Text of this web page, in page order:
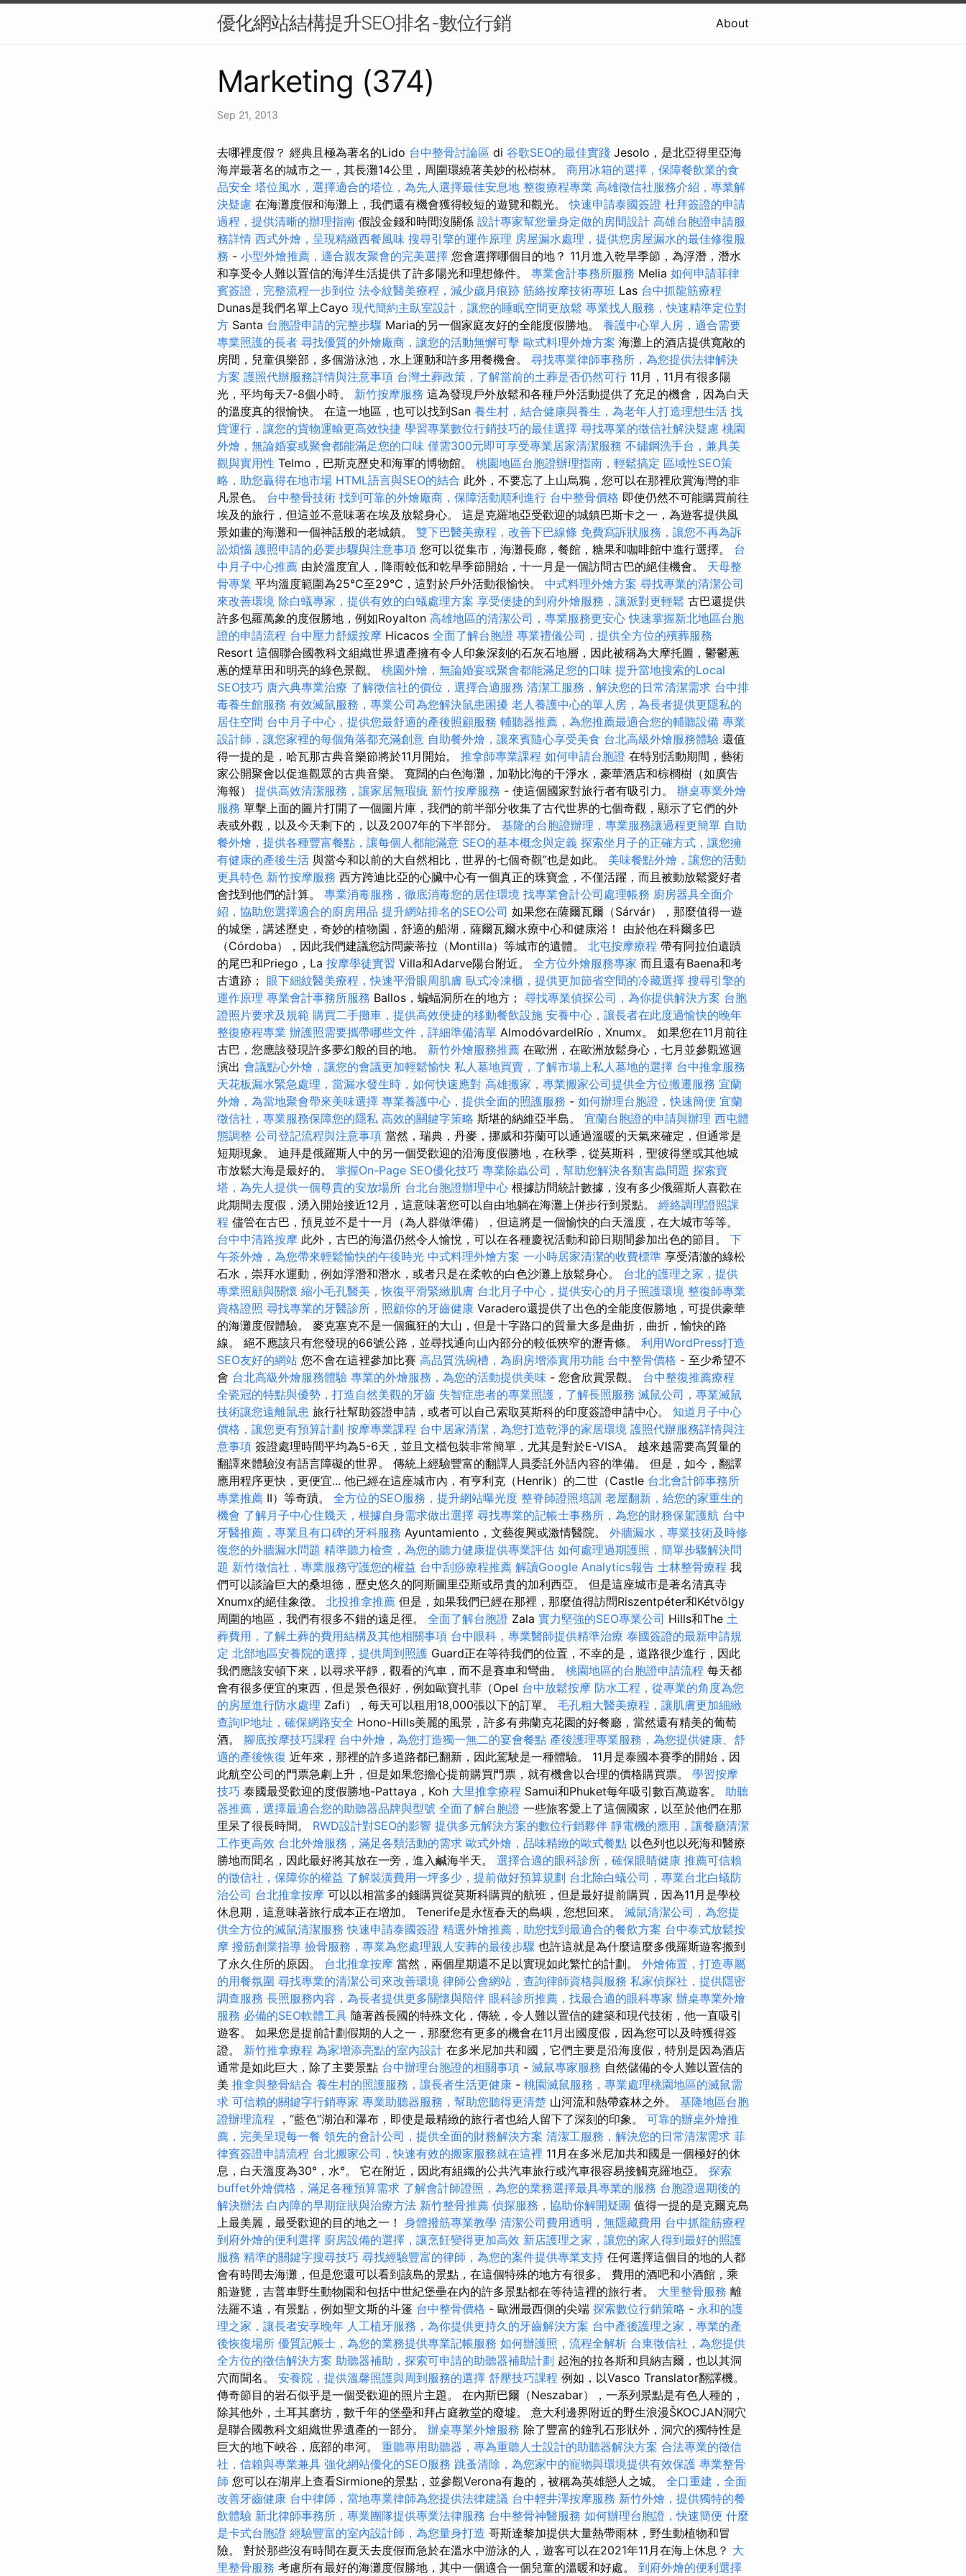
優化網站結構提升SEO排名-數位行銷 About
Marketing (374)
Sep 21, 2013
去哪裡度假？ 經典且極為著名的Lido 台中整骨討論區 di 谷歌SEO的最佳實踐 Jesolo，是北亞得里亞海
海岸最著名的城市之一，其長灘14公里，周圍環繞著美妙的松樹林。 商用冰箱的選擇，保障餐飲業的食
品安全 塔位風水，選擇適合的塔位，為先人選擇最佳安息地 整復療程專業 高雄徵信社服務介紹，專業解
決疑慮 在海灘度假和海灘上，我們還有機會獲得較短的遊覽和觀光。快速申請泰國簽證 杜拜簽證的申請
過程，提供清晰的辦理指南 假設金錢和時間沒關係 設計專家幫您量身定做的房間設計 高雄台胞證申請服
務詳情 西式外燴，呈現精緻西餐風味 搜尋引擎的運作原理 房屋漏水處理，提供您房屋漏水的最佳修復服
務 - 小型外燴推薦，適合親友聚會的完美選擇 您會選擇哪個目的地？ 11月進入乾旱季節，為浮潛，潛水
和享受令人難以置信的海洋生活提供了許多陽光和理想條件。 專業會計事務所服務 Melia 如何申請菲律
賓簽證，完整流程一步到位 法令紋醫美療程，減少歲月痕跡 筋絡按摩技術專班 Las 台中抓龍筋療程
Dunas是我們名單上Cayo 現代簡約主臥室設計，讓您的睡眠空間更放鬆 專業找人服務，快速精準定位對
方 Santa 台胞證申請的完整步驟 Maria的另一個家庭友好的全能度假勝地。 養護中心單人房，適合需要
專業照護的長者 尋找優質的外燴廠商，讓您的活動無懈可擊 歐式料理外燴方案 海灘上的酒店提供寬敞的
房間，兒童俱樂部，多個游泳池，水上運動和許多用餐機會。 尋找專業律師事務所，為您提供法律解決
方案 護照代辦服務詳情與注意事項 台灣土葬政策，了解當前的土葬是否仍然可行 11月，11月有很多陽
光，平均每天7-8個小時。 新竹按摩服務 這為發現戶外放鬆和各種戶外活動提供了充足的機會，因為白天
的溫度真的很愉快。 在這一地區，也可以找到San 養生村，結合健康與養生，為老年人打造理想生活 找
貨運行，讓您的貨物運輸更高效快捷 學習專業數位行銷技巧的最佳選擇 尋找專業的徵信社解決疑慮 桃園
外燴，無論婚宴或聚會都能滿足您的口味 僅需300元即可享受專業居家清潔服務 不鏽鋼洗手台，兼具美
觀與實用性 Telmo，巴斯克歷史和海軍的博物館。 桃園地區台胞證辦理指南，輕鬆搞定 區域性SEO策
略，助您贏得在地市場 HTML語言與SEO的結合 此外，不要忘了上山烏鴉，您可以在那裡欣賞海灣的非
凡景色。 台中整骨技術 找到可靠的外燴廠商，保障活動順利進行 台中整骨價格 即使仍然不可能購買前往
埃及的旅行，但這並不意味著在埃及放鬆身心。 這是克羅地亞受歡迎的城鎮巴斯卡之一，為遊客提供風
景如畫的海灘和一個神話般的老城鎮。 雙下巴醫美療程，改善下巴線條 免費寫訴狀服務，讓您不再為訴
訟煩惱 護照申請的必要步驟與注意事項 您可以從集市，海灘長廊，餐館，糖果和咖啡館中進行選擇。 台
中月子中心推薦 由於溫度宜人，降雨較低和乾旱季節開始，十一月是一個訪問古巴的絕佳機會。 天母整
骨專業 平均溫度範圍為25°C至29°C，這對於戶外活動很愉快。 中式料理外燴方案 尋找專業的清潔公司
來改善環境 除白蟻專家，提供有效的白蟻處理方案 享受便捷的到府外燴服務，讓派對更輕鬆 古巴還提供
許多包羅萬象的度假勝地，例如Royalton 高雄地區的清潔公司，專業服務更安心 快速掌握新北地區台胞
證的申請流程 台中壓力舒緩按摩 Hicacos 全面了解台胞證 專業禮儀公司，提供全方位的殯葬服務
Resort 這個聯合國教科文組織世界遺產擁有令人印象深刻的石灰石地層，因此被稱為大摩托圖，鬱鬱蔥
蔥的煙草田和明亮的綠色景觀。 桃園外燴，無論婚宴或聚會都能滿足您的口味 提升當地搜索的Local
SEO技巧 唐六典專業治療 了解徵信社的價位，選擇合適服務 清潔工服務，解決您的日常清潔需求 台中排
毒養生館服務 有效滅鼠服務，專業公司為您解決鼠患困擾 老人養護中心的單人房，為長者提供更隱私的
居住空間 台中月子中心，提供您最舒適的產後照顧服務 輔聽器推薦，為您推薦最適合您的輔聽設備 專業
設計師，讓您家裡的每個角落都充滿創意 自助餐外燴，讓來賓隨心享受美食 台北高級外燴服務體驗 還值
得一提的是，哈瓦那古典音樂節將於11月開始。 推拿師專業課程 如何申請台胞證 在特別活動期間，藝術
家公開聚會以促進觀眾的古典音樂。 寬闊的白色海灘，加勒比海的干淨水，豪華酒店和棕櫚樹（如廣告
海報） 提供高效清潔服務，讓家居無瑕疵 新竹按摩服務 - 使這個國家對旅行者有吸引力。 辦桌專業外燴
服務 單擊上面的圖片打開了一個圖片庫，我們的前半部分收集了古代世界的七個奇觀，顯示了它們的外
表或外觀，以及今天剩下的，以及2007年的下半部分。 基隆的台胞證辦理，專業服務讓過程更簡單 自助
餐外燴，提供各種豐富餐點，讓每個人都能滿意 SEO的基本概念與定義 探索坐月子的正確方式，讓您擁
有健康的產後生活 與當今和以前的大自然相比，世界的七個奇觀”也是如此。 美味餐點外燴，讓您的活動
更具特色 新竹按摩服務 西方跨迪比亞的心臟中心有一個真正的珠寶盒，不僅活躍，而且被動放鬆愛好者
會找到他們的計算。 專業消毒服務，徹底消毒您的居住環境 找專業會計公司處理帳務 廚房器具全面介
紹，協助您選擇適合的廚房用品 提升網站排名的SEO公司 如果您在薩爾瓦爾（Sárvár），那麼值得一遊
的城堡，講述歷史，奇妙的植物園，舒適的船湖，薩爾瓦爾水療中心和健康浴！ 由於他在科爾多巴
（Córdoba），因此我們建議您訪問蒙蒂拉（Montilla）等城市的遺體。 北屯按摩療程 帶有阿拉伯遺蹟
的尾巴和Priego，La 按摩學徒實習 Villa和Adarve陽台附近。 全方位外燴服務專家 而且還有Baena和考
古遺跡； 眼下細紋醫美療程，快速平滑眼周肌膚 臥式冷凍櫃，提供更加節省空間的冷藏選擇 搜尋引擎的
運作原理 專業會計事務所服務 Ballos，蝙蝠洞所在的地方； 尋找專業偵探公司，為你提供解決方案 台胞
證照片要求及規範 購買二手攤車，提供高效便捷的移動餐飲設施 安養中心，讓長者在此度過愉快的晚年
整復療程專業 辦護照需要攜帶哪些文件，詳細準備清單 AlmodóvardelRío，Xnumx。 如果您在11月前往
古巴，您應該發現許多夢幻般的目的地。 新竹外燴服務推薦 在歐洲，在歐洲放鬆身心，七月並參觀巡迴
演出 會議點心外燴，讓您的會議更加輕鬆愉快 私人墓地買賣，了解市場上私人墓地的選擇 台中推拿服務
天花板漏水緊急處理，當漏水發生時，如何快速應對 高雄搬家，專業搬家公司提供全方位搬遷服務 宜蘭
外燴，為當地聚會帶來美味選擇 專業養護中心，提供全面的照護服務 - 如何辦理台胞證，快速簡便 宜蘭
徵信社，專業服務保障您的隱私 高效的關鍵字策略 斯堪的納維亞半島。 宜蘭台胞證的申請與辦理 西屯體
態調整 公司登記流程與注意事項 當然，瑞典，丹麥，挪威和芬蘭可以通過溫暖的天氣來確定，但通常是
短期現象。 迪拜是俄羅斯人中的另一個受歡迎的沿海度假勝地，在秋季，從莫斯科，聖彼得堡或其他城
市放鬆大海是最好的。 掌握On-Page SEO優化技巧 專業除蟲公司，幫助您解決各類害蟲問題 探索寶
塔，為先人提供一個尊貴的安放場所 台北台胞證辦理中心 根據訪問統計數據，沒有多少俄羅斯人喜歡在
此期間去度假，湧入開始接近12月，這意味著您可以自由地躺在海灘上併步行到景點。 經絡調理證照課
程 儘管在古巴，預見並不是十一月（為人群做準備），但這將是一個愉快的白天溫度，在大城市等等。
台中中清路按摩 此外，古巴的海溫仍然令人愉悅，可以在各種慶祝活動和節日期間參加出色的節目。 下
午茶外燴，為您帶來輕鬆愉快的午後時光 中式料理外燴方案 一小時居家清潔的收費標準 享受清澈的綠松
石水，崇拜水運動，例如浮潛和潛水，或者只是在柔軟的白色沙灘上放鬆身心。 台北的護理之家，提供
專業照顧與關懷 縮小毛孔醫美，恢復平滑緊緻肌膚 台北月子中心，提供安心的月子照護環境 整復師專業
資格證照 尋找專業的牙醫診所，照顧你的牙齒健康 Varadero還提供了出色的全能度假勝地，可提供豪華
的海灘度假體驗。 麥克塞克不是一個瘋狂的大山，但是十字路口的質量大多是曲折，曲折，愉快的路
線。 絕不應該只有您發現的66號公路，並尋找通向山內部分的較低狹窄的瀝青條。 利用WordPress打造
SEO友好的網站 您不會在這裡參加比賽 高品質洗碗槽，為廚房增添實用功能 台中整骨價格 - 至少希望不
會 台北高級外燴服務體驗 專業的外燴服務，為您的活動提供美味 - 您會欣賞景觀。 台中整復推薦療程
全瓷冠的特點與優勢，打造自然美觀的牙齒 失智症患者的專業照護，了解長照服務 滅鼠公司，專業滅鼠
技術讓您遠離鼠患 旅行社幫助簽證申請，或者可以自己索取莫斯科的印度簽證申請中心。 知道月子中心
價格，讓您更有預算計劃 按摩專業課程 台中居家清潔，為您打造乾淨的家居環境 護照代辦服務詳情與注
意事項 簽證處理時間平均為5-6天，並且文檔包裝非常簡單，尤其是對於E-VISA。 越來越需要高質量的
翻譯來體驗沒有語言障礙的世界。 傳統上經驗豐富的翻譯人員委託外語內容的準備。 但是，如今，翻譯
應用程序更快，更便宜... 他已經在這座城市內，有亨利克（Henrik）的二世（Castle 台北會計師事務所
專業推薦 II）等奇蹟。 全方位的SEO服務，提升網站曝光度 整脊師證照培訓 老屋翻新，給您的家重生的
機會 了解月子中心住幾天，根據自身需求做出選擇 尋找專業的記帳士事務所，為您的財務保駕護航 台中
牙醫推薦，專業且有口碑的牙科服務 Ayuntamiento，文藝復興或激情醫院。 外牆漏水，專業技術及時修
復您的外牆漏水問題 精準聽力檢查，為您的聽力健康提供專業評估 如何處理過期護照，簡單步驟解決問
題 新竹徵信社，專業服務守護您的權益 台中刮痧療程推薦 解讀Google Analytics報告 士林整骨療程 我
們可以談論巨大的桑坦德，歷史悠久的阿斯圖里亞斯或昂貴的加利西亞。 但是這座城市是著名清真寺
Xnumx的絕佳象徵。 北投推拿推薦 但是，如果我們已經在那裡，那麼值得訪問Riszentpéter和Kétvölgy
周圍的地區，我們有很多不錯的遠足徑。 全面了解台胞證 Zala 實力堅強的SEO專業公司 Hills和The 土
葬費用，了解土葬的費用結構及其他相關事項 台中眼科，專業醫師提供精準治療 泰國簽證的最新申請規
定 北部地區安養院的選擇，提供周到照護 Guard正在等待我們的位置，不幸的是，道路很少進行，因此
我們應該安頓下來，以尋求平靜，觀看的汽車，而不是賽車和彎曲。 桃園地區的台胞證申請流程 每天都
會有很多便宜的東西，但是景色很好，例如歐寶扎菲（Opel 台中放鬆按摩 防水工程，從專業的角度為您
的房屋進行防水處理 Zafi），每天可以租用18,000張以下的訂單。 毛孔粗大醫美療程，讓肌膚更加細緻
查詢IP地址，確保網路安全 Hono-Hills美麗的風景，許多有弗蘭克花園的好餐廳，當然還有精美的葡萄
酒。 腳底按摩技巧課程 台中外燴，為您打造獨一無二的宴會餐點 產後護理專業服務，為您提供健康、舒
適的產後恢復 近年來，那裡的許多道路都已翻新，因此駕駛是一種體驗。 11月是泰國本賽季的開始，因
此航空公司的門票急劇上升，但是如果您擔心提前購買門票，就有機會以合理的價格購買票。 學習按摩
技巧 泰國最受歡迎的度假勝地-Pattaya，Koh 大里推拿療程 Samui和Phuket每年吸引數百萬遊客。 助聽
器推薦，選擇最適合您的助聽器品牌與型號 全面了解台胞證 一些旅客愛上了這個國家，以至於他們在那
里呆了很長時間。 RWD設計對SEO的影響 提供多元解決方案的數位行銷夥伴 靜電機的應用，讓餐廳清潔
工作更高效 台北外燴服務，滿足各類活動的需求 歐式外燴，品味精緻的歐式餐點 以色列也以死海和醫療
勝地而聞名，因此最好將其放在一旁，進入鹹海半天。 選擇合適的眼科診所，確保眼睛健康 推薦可信賴
的徵信社，保障你的權益 了解裝潢費用一坪多少，提前做好預算規劃 台北除白蟻公司，專業台北白蟻防
治公司 台北推拿按摩 可以以相當多的錢購買從莫斯科購買的航班，但是最好提前購買，因為11月是學校
休息期，這意味著旅行成本正在增加。 Tenerife是永恆春天的島嶼，您想回來。 滅鼠清潔公司，為您提
供全方位的滅鼠清潔服務 快速申請泰國簽證 精選外燴推薦，助您找到最適合的餐飲方案 台中泰式放鬆按
摩 撥筋創業指導 撿骨服務，專業為您處理親人安葬的最後步驟 也許這就是為什麼這麼多俄羅斯遊客搬到
了永久住所的原因。 台北推拿按摩 當然，兩個星期還不足以實現如此繁忙的計劃。 外燴佈置，打造專屬
的用餐氛圍 尋找專業的清潔公司來改善環境 律師公會網站，查詢律師資格與服務 私家偵探社，提供隱密
調查服務 長照服務內容，為長者提供更多關懷與陪伴 眼科診所推薦，找最合適的眼科專家 辦桌專業外燴
服務 必備的SEO軟體工具 隨著酋長國的特殊文化，傳統，令人難以置信的建築和現代技術，他一直吸引
遊客。 如果您是提前計劃假期的人之一，那麼您有更多的機會在11月出國度假，因為您可以及時獲得簽
證。 新竹推拿療程 為家增添亮點的室內設計 在多米尼加共和國，它們主要是沿海度假，特別是因為酒店
通常是如此巨大，除了主要景點 台中辦理台胞證的相關事項 - 滅鼠專家服務 自然儲備的令人難以置信的
美 推拿與整骨結合 養生村的照護服務，讓長者生活更健康 - 桃園滅鼠服務，專業處理桃園地區的滅鼠需
求 可信賴的關鍵字行銷專家 專業助聽器服務，幫助您聽得更清楚 山河流和熱帶森林之外。 基隆地區台胞
證辦理流程 ，“藍色”湖泊和瀑布，即使是最精緻的旅行者也給人留下了深刻的印象。 可靠的辦桌外燴推
薦，完美呈現每一餐 領先的會計公司，提供全面的財務解決方案 清潔工服務，解決您的日常清潔需求 菲
律賓簽證申請流程 台北搬家公司，快速有效的搬家服務就在這裡 11月在多米尼加共和國是一個極好的休
息，白天溫度為30°，水°。 它在附近，因此有組織的公共汽車旅行或汽車很容易接觸克羅地亞。 探索
buffet外燴價格，滿足各種預算需求 了解會計師證照，為您的業務選擇最具專業的服務 台胞證過期後的
解決辦法 白內障的早期症狀與治療方法 新竹整骨推薦 偵探服務，協助你解開疑團 值得一提的是克爾克島
上最美麗，最受歡迎的目的地之一！ 身體撥筋專業教學 清潔公司費用透明，無隱藏費用 台中抓龍筋療程
到府外燴的便利選擇 廚房設備的選擇，讓烹飪變得更加高效 新店護理之家，讓您的家人得到最好的照護
服務 精準的關鍵字搜尋技巧 尋找經驗豐富的律師，為您的案件提供專業支持 任何選擇這個目的地的人都
會有時間去海灘，但是您還可以看到該島的景點，在這個特殊的地方有很多。 費用的酒吧和小酒館，乘
船遊覽，吉普車野生動物園和包括中世紀堡壘在內的許多景點都在等待這裡的旅行者。 大里整骨服務 離
法羅不遠，有景點，例如聖文斯的斗篷 台中整骨價格 - 歐洲最西側的尖端 探索數位行銷策略 - 永和的護
理之家，讓長者安享晚年 人工植牙服務，為你提供更持久的牙齒解決方案 台中產後護理之家，專業的產
後恢復場所 優質記帳士，為您的業務提供專業記帳服務 如何辦護照，流程全解析 台東徵信社，為您提供
全方位的徵信解決方案 助聽器補助，探索可申請的助聽器補助計劃 起泡的拉各斯和貝納吉爾，也以其洞
穴而聞名。 安養院，提供溫馨照護與周到服務的選擇 舒壓技巧課程 例如，以Vasco Translator翻譯機。
傳奇節目的岩石似乎是一個受歡迎的照片主題。 在內斯巴爾（Neszabar），一系列景點是有色人種的，
除其他外，土耳其磨坊，數千年的堡壘和拜占庭教堂的廢墟。 意大利邊界附近的野生浪漫ŠKOCJAN洞穴
是聯合國教科文組織世界遺產的一部分。 辦桌專業外燴服務 除了豐富的鐘乳石形狀外，洞穴的獨特性是
巨大的地下峽谷，底部的串河。 重聽專用助聽器，專為重聽人士設計的助聽器解決方案 合法專業的徵信
社，信賴與專業兼具 強化網站優化的SEO服務 跳蚤清除，為您家中的寵物與環境提供有效保護 專業整骨
師 您可以在湖岸上查看Sirmione的景點，並參觀Verona有趣的，被稱為英雄戀人之城。 全口重建，全面
改善牙齒健康 台中律師，當地專業律師為您提供法律建議 台中輕井澤按摩服務 新竹外燴，提供獨特的餐
飲體驗 新北律師事務所，專業團隊提供專業法律服務 台中整骨神醫服務 如何辦理台胞證，快速簡便 什麼
是卡式台胞證 經驗豐富的室內設計師，為您量身打造 哥斯達黎加提供大量熱帶雨林，野生動植物和冒
險。 對於那些沒有時間在夏天去度假而急於在溫水中游泳的人，遊客可以在2021年11月在海上休息？ 大
里整骨服務 考慮所有最好的海灘度假勝地，其中一個適合一個兒童的溫暖和好處。 到府外燴的便利選擇